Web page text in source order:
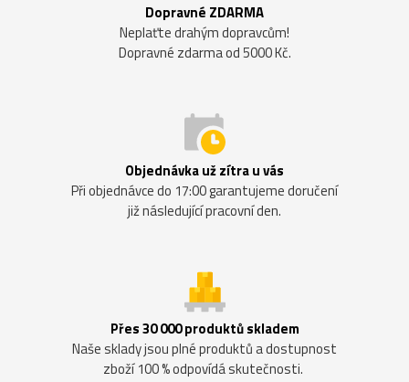
Dopravné ZDARMA
Neplaťte drahým dopravcům!
Dopravné zdarma od 5000 Kč.
Objednávka už zítra u vás
Při objednávce do 17:00 garantujeme doručení
již následující pracovní den.
Přes 30 000 produktů skladem
Naše sklady jsou plné produktů a dostupnost
zboží 100 % odpovídá skutečnosti.